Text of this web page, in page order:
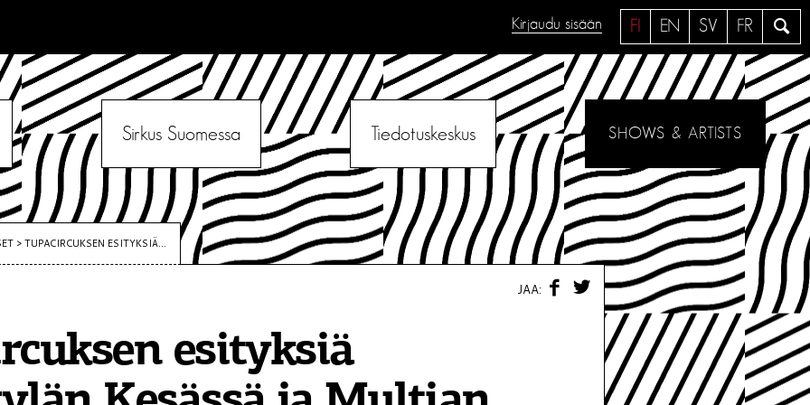
a
e
FI EN SV FR
Kirjaudu sisään
Sirkus Suomessa Tiedotuskeskus SHOWS & ARTISTS
>TUPACIRCUKSEN ESITYKSIÄ...
esityksiä
JAA:
F
W